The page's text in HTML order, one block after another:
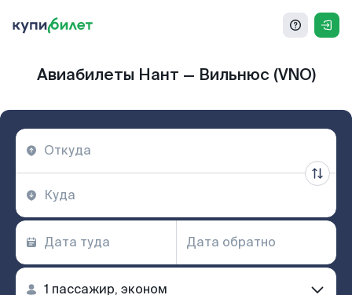
Авиабилеты Нант — Вильнюс (VNO)